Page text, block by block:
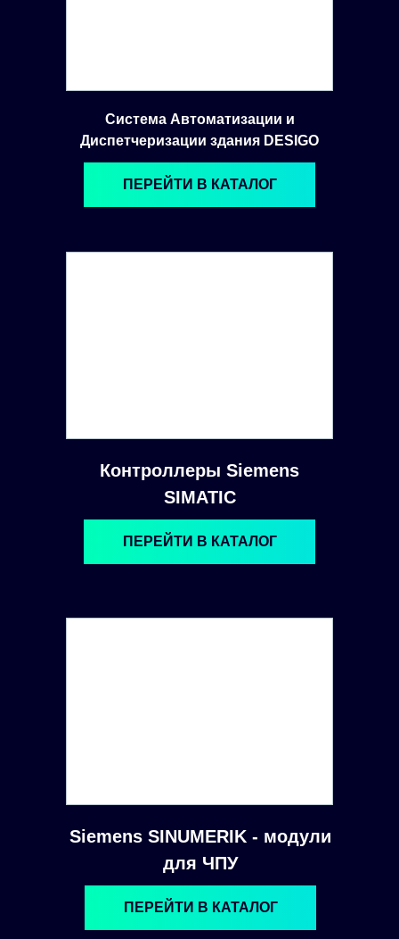
Система Автоматизации и
Диспетчеризации здания DESIGO
Контроллеры Siemens
SIMATIC
Siemens SINUMERIK - модули
для ЧПУ
ПЕРЕЙТИ В КАТАЛОГ
ПЕРЕЙТИ В КАТАЛОГ
ПЕРЕЙТИ В КАТАЛОГ